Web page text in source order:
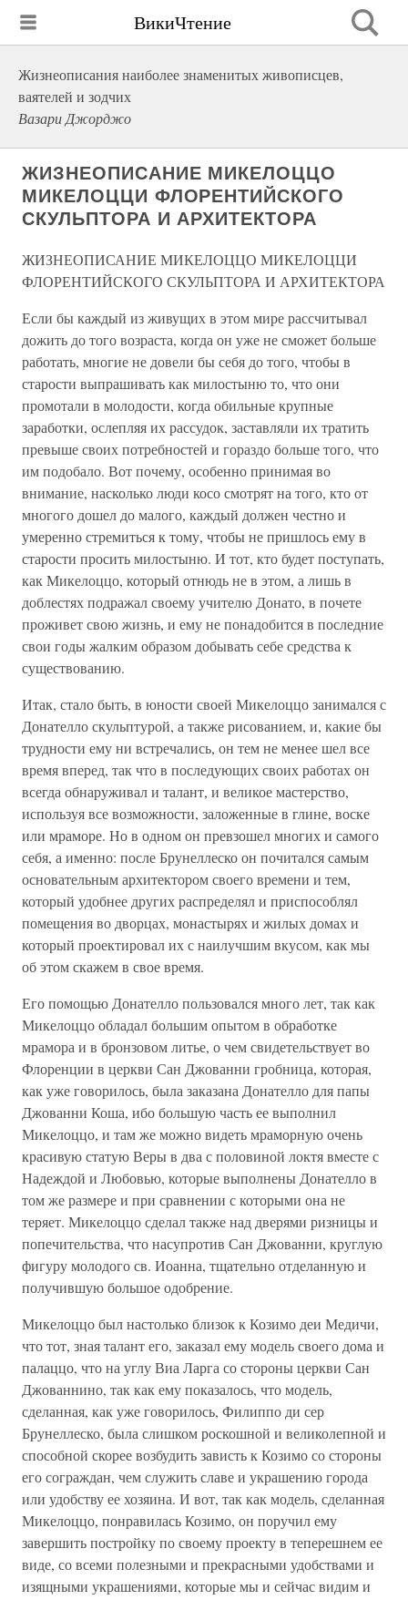
ВикиЧтение
Жизнеописания наиболее знаменитых живописцев,
ваятелей и зодчих
Вазари Джорджо
ЖИЗНЕОПИСАНИЕ МИКЕЛОЦЦО
МИКЕЛОЦЦИ ФЛОРЕНТИЙСКОГО
СКУЛЬПТОРА И АРХИТЕКТОРА
ЖИЗНЕОПИСАНИЕ МИКЕЛОЦЦО МИКЕЛОЦЦИ
ФЛОРЕНТИЙСКОГО СКУЛЬПТОРА И АРХИТЕКТОРА
Если бы каждый из живущих в этом мире рассчитывал
дожить до того возраста, когда он уже не сможет больше
работать, многие не довели бы себя до того, чтобы в
старости выпрашивать как милостыню то, что они
промотали в молодости, когда обильные крупные
заработки, ослепляя их рассудок, заставляли их тратить
превыше своих потребностей и гораздо больше того, что
им подобало. Вот почему, особенно принимая во
внимание, насколько люди косо смотрят на того, кто от
многого дошел до малого, каждый должен честно и
умеренно стремиться к тому, чтобы не пришлось ему в
старости просить милостыню. И тот, кто будет поступать,
как Микелоццо, который отнюдь не в этом, а лишь в
доблестях подражал своему учителю Донато, в почете
проживет свою жизнь, и ему не понадобится в последние
свои годы жалким образом добывать себе средства к
существованию.
Итак, стало быть, в юности своей Микелоццо занимался с
Донателло скульптурой, а также рисованием, и, какие бы
трудности ему ни встречались, он тем не менее шел все
время вперед, так что в последующих своих работах он
всегда обнаруживал и талант, и великое мастерство,
используя все возможности, заложенные в глине, воске
или мраморе. Но в одном он превзошел многих и самого
себя, а именно: после Брунеллеско он почитался самым
основательным архитектором своего времени и тем,
который удобнее других распределял и приспособлял
помещения во дворцах, монастырях и жилых домах и
который проектировал их с наилучшим вкусом, как мы
об этом скажем в свое время.
Его помощью Донателло пользовался много лет, так как
Микелоццо обладал большим опытом в обработке
мрамора и в бронзовом литье, о чем свидетельствует во
Флоренции в церкви Сан Джованни гробница, которая,
как уже говорилось, была заказана Донателло для папы
Джованни Коша, ибо большую часть ее выполнил
Микелоццо, и там же можно видеть мраморную очень
красивую статую Веры в два с половиной локтя вместе с
Надеждой и Любовью, которые выполнены Донателло в
том же размере и при сравнении с которыми она не
теряет. Микелоццо сделал также над дверями ризницы и
попечительства, что насупротив Сан Джованни, круглую
фигуру молодого св. Иоанна, тщательно отделанную и
получившую большое одобрение.
Микелоццо был настолько близок к Козимо деи Медичи,
что тот, зная талант его, заказал ему модель своего дома и
палаццо, что на углу Виа Ларга со стороны церкви Сан
Джованнино, так как ему показалось, что модель,
сделанная, как уже говорилось, Филиппо ди сер
Брунеллеско, была слишком роскошной и великолепной и
способной скорее возбудить зависть к Козимо со стороны
его сограждан, чем служить славе и украшению города
или удобству ее хозяина. И вот, так как модель, сделанная
Микелоццо, понравилась Козимо, он поручил ему
завершить постройку по своему проекту в теперешнем ее
виде, со всеми полезными и прекрасными удобствами и
изящными украшениями, которые мы и сейчас видим и